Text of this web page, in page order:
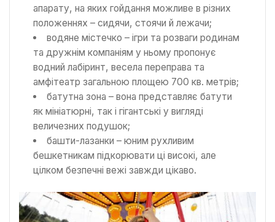
апарату, на яких гойдання можливе в різних
положеннях – сидячи, стоячи й лежачи;
водяне містечко – ігри та розваги родинам
та дружнім компаніям у ньому пропонує
водний лабіринт, весела переправа та
амфітеатр загальною площею 700 кв. метрів;
батутна зона – вона представляє батути
як мініатюрні, так і гігантські у вигляді
величезних подушок;
башти-лазанки – юним рухливим
бешкетникам підкорювати ці високі, але
цілком безпечні вежі завжди цікаво.